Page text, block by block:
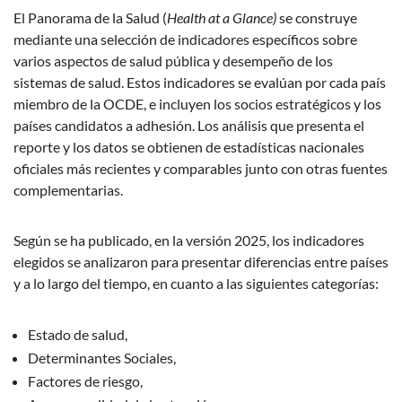
El Panorama de la Salud (Health at a Glance)se construye
mediante una selección de indicadores específicos sobre
varios aspectos de salud pública y desempeño de los
sistemas de salud. Estos indicadores se evalúan por cada país
miembro de la OCDE, e incluyen los socios estratégicos y los
países candidatos a adhesión. Los análisis que presenta el
reporte y los datos se obtienen de estadísticas nacionales
oficiales más recientes y comparables junto con otras fuentes
complementarias.
Según se ha publicado, en la versión 2025, los indicadores
elegidos se analizaron para presentar diferencias entre países
y a lo largo del tiempo, en cuanto a las siguientes categorías:
Estado de salud,
Determinantes Sociales,
Factores de riesgo,